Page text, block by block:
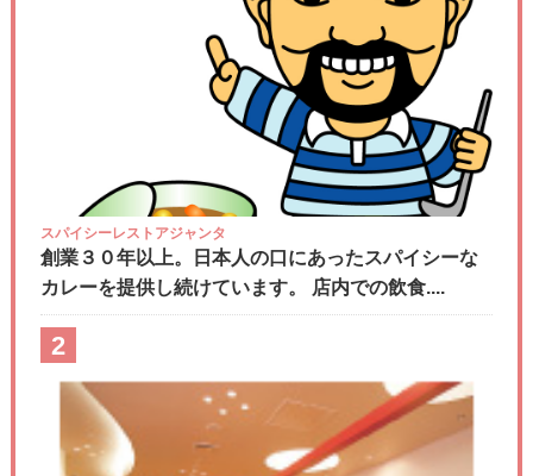
スパイシーレストアジャンタ
創業３０年以上。日本人の口にあったスパイシーな
カレーを提供し続けています。 店内での飲食....
2